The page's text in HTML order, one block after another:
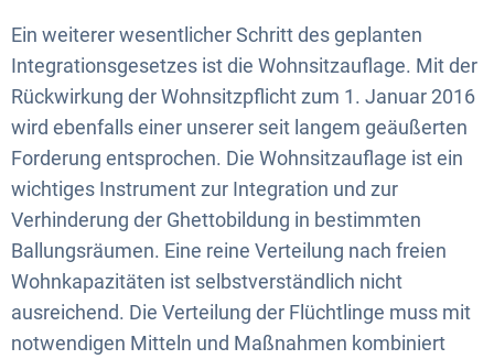
Ein weiterer wesentlicher Schritt des geplanten
Integrationsgesetzes ist die Wohnsitzauflage. Mit der
Rückwirkung der Wohnsitzpflicht zum 1. Januar 2016
wird ebenfalls einer unserer seit langem geäußerten
Forderung entsprochen. Die Wohnsitzauflage ist ein
wichtiges Instrument zur Integration und zur
Verhinderung der Ghettobildung in bestimmten
Ballungsräumen. Eine reine Verteilung nach freien
Wohnkapazitäten ist selbstverständlich nicht
ausreichend. Die Verteilung der Flüchtlinge muss mit
notwendigen Mitteln und Maßnahmen kombiniert